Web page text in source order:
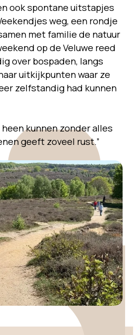
ook spontane uitstapjes
weg, een rondje
met familie de natuur
op de Veluwe reed
over bospaden, langs
uitkijkpunten waar ze
zelfstandig had kunnen
heen kunnen zonder alles
geeft zoveel rust.”